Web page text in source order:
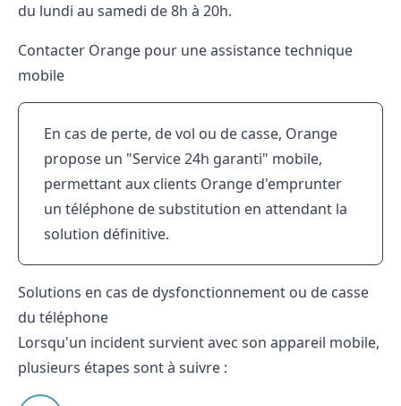
du lundi au samedi de 8h à 20h.
Contacter Orange pour une assistance technique
mobile
En cas de perte, de vol ou de casse, Orange
propose un "Service 24h garanti" mobile,
permettant aux clients Orange d'emprunter
un téléphone de substitution en attendant la
solution définitive.
Solutions en cas de dysfonctionnement ou de casse
du téléphone
Lorsqu'un incident survient avec son appareil mobile,
plusieurs étapes sont à suivre :